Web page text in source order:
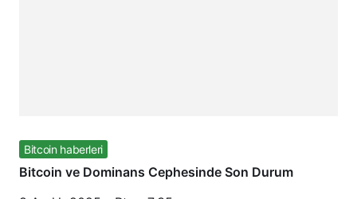
Bitcoin haberleri
Bitcoin ve Dominans Cephesinde Son Durum